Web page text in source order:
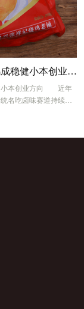
时咨询总部。完整落
题，新手也能快速上
2026熟食创业趋势解析，道口烧鸡成稳健小本创业方向！
小本创业方向 近年
名吃卤味赛道持续保
积大、人工多、食材
宝妈、时间有限的转
下酒、送礼均有需
当下小本创业需
、全流程开店扶
百余年传统工艺加
饮行业不存在稳定不
日常服务、同行竞争
，了解技术培训、物
性规划创业计划。温